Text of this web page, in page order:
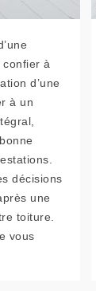
à
d’une
à un
décisions
une
toiture.
vous